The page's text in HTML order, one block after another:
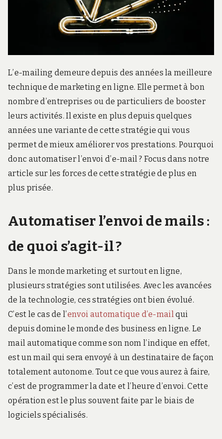
r
L’e-mailing demeure depuis des années la meilleure
technique de marketing en ligne. Elle permet à bon
nombre d’entreprises ou de particuliers de booster
leurs activités. Il existe en plus depuis quelques
années une variante de cette stratégie qui vous
permet de mieux améliorer vos prestations. Pourquoi
donc automatiser l’envoi d’e-mail ? Focus dans notre
article sur les forces de cette stratégie de plus en
plus prisée.
Automatiser l’envoi de mails :
de quoi s’agit-il ?
Dans le monde marketing et surtout en ligne,
plusieurs stratégies sont utilisées. Avec les avancées
de la technologie, ces stratégies ont bien évolué.
C’est le cas de l’envoi automatique d’e-mail qui
depuis domine le monde des business en ligne. Le
mail automatique comme son nom l’indique en effet,
est un mail qui sera envoyé à un destinataire de façon
totalement autonome. Tout ce que vous aurez à faire,
c’est de programmer la date et l’heure d’envoi. Cette
opération est le plus souvent faite par le biais de
logiciels spécialisés.